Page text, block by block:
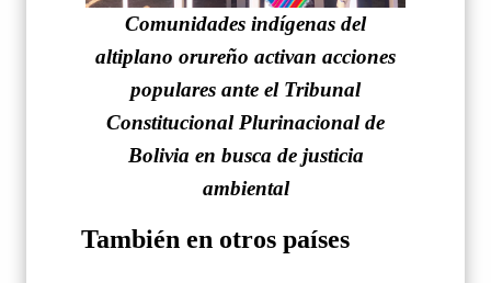
Comunidades indígenas del
altiplano orureño activan acciones
populares ante el Tribunal
Constitucional Plurinacional de
Bolivia en busca de justicia
ambiental
También en otros países